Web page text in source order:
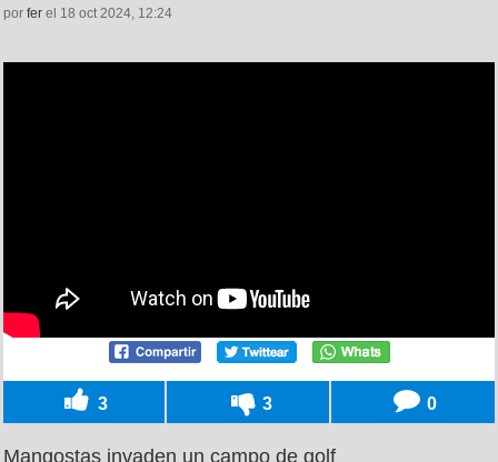
por fer el 18 oct 2024, 12:24
3 3 0
Mangostas invaden un campo de golf